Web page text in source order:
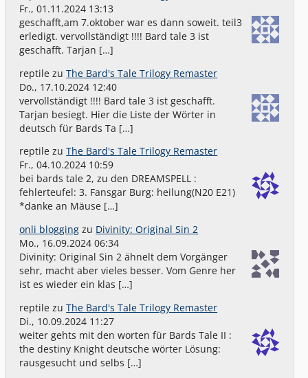
Fr., 01.11.2024 13:13
geschafft,am 7.oktober war es dann soweit. teil3
erledigt. vervollständigt !!!! Bard tale 3 ist
geschafft. Tarjan […]
reptile zuThe Bard's Tale Trilogy Remaster
Do., 17.10.2024 12:40
vervollständigt !!!! Bard tale 3 ist geschafft.
Tarjan besiegt. Hier die Liste der Wörter in
deutsch für Bards Ta […]
reptile zuThe Bard's Tale Trilogy Remaster
Fr., 04.10.2024 10:59
bei bards tale 2, zu den DREAMSPELL :
fehlerteufel: 3. Fansgar Burg: heilung(N20 E21)
*danke an Mäuse […]
onli blogging zu Divinity: Original Sin 2
Mo., 16.09.2024 06:34
Divinity: Original Sin 2 ähnelt dem Vorgänger
sehr, macht aber vieles besser. Vom Genre her
ist es wieder ein klas […]
reptile zuThe Bard's Tale Trilogy Remaster
Di., 10.09.2024 11:27
weiter gehts mit den worten für Bards Tale II :
the destiny Knight deutsche wörter Lösung:
rausgesucht und selbs […]